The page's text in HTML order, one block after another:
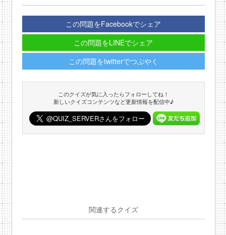
この問題をFacebookでシェア
この問題をLINEでシェア
この問題をtwitterでつぶやく
このクイズが気に入ったらフォローしてね！
新しいクイズコンテンツなど更新情報を配信中♪
関連するクイズ